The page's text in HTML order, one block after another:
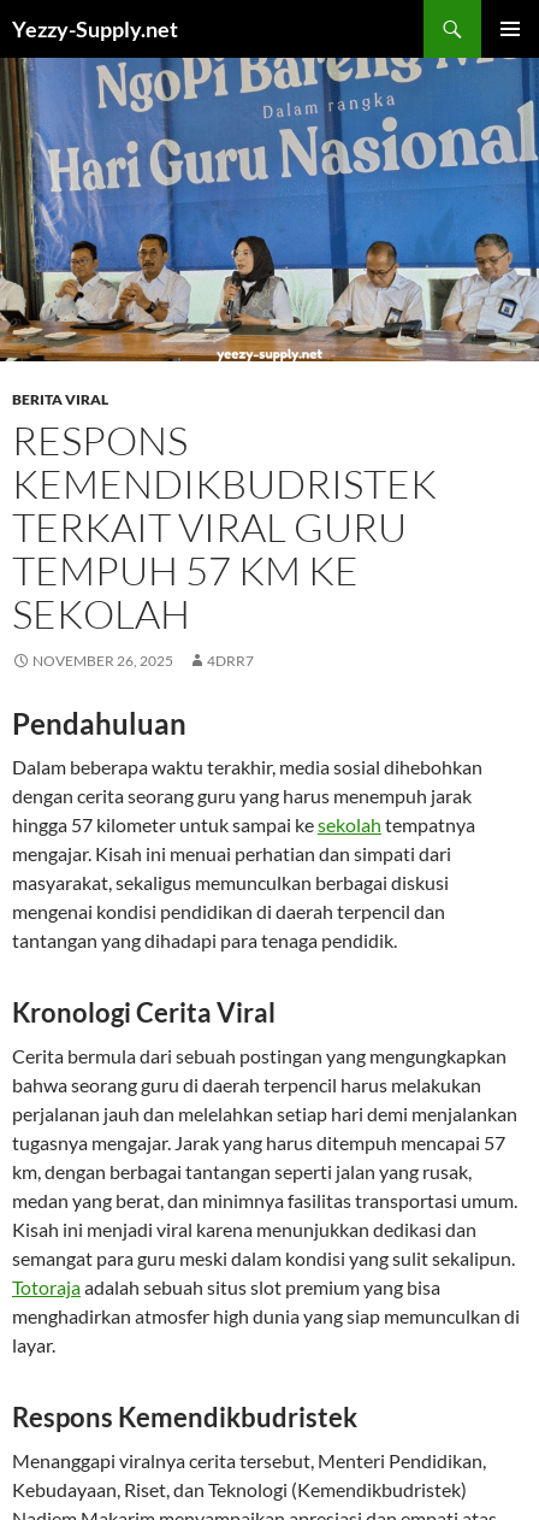
content
Yezzy-Supply.net
MENU
BERITA VIRAL
RESPONS
KEMENDIKBUDRISTEK
TERKAIT VIRAL GURU
TEMPUH 57 KM KE
SEKOLAH
NOVEMBER 26, 2025 4DRR7
Pendahuluan
Dalam beberapa waktu terakhir, media sosial dihebohkan
dengan cerita seorang guru yang harus menempuh jarak
hingga 57 kilometer untuk sampai kesekolah tempatnya
mengajar. Kisah ini menuai perhatian dan simpati dari
masyarakat, sekaligus memunculkan berbagai diskusi
mengenai kondisi pendidikan di daerah terpencil dan
tantangan yang dihadapi para tenaga pendidik.
Kronologi Cerita Viral
Cerita bermula dari sebuah postingan yang mengungkapkan
bahwa seorang guru di daerah terpencil harus melakukan
perjalanan jauh dan melelahkan setiap hari demi menjalankan
tugasnya mengajar. Jarak yang harus ditempuh mencapai 57
km, dengan berbagai tantangan seperti jalan yang rusak,
medan yang berat, dan minimnya fasilitas transportasi umum.
Kisah ini menjadi viral karena menunjukkan dedikasi dan
semangat para guru meski dalam kondisi yang sulit sekalipun.
Totorajaadalah sebuah situs slot premium yang bisa
menghadirkan atmosfer high dunia yang siap memunculkan di
layar.
Respons Kemendikbudristek
Menanggapi viralnya cerita tersebut, Menteri Pendidikan,
Kebudayaan, Riset, dan Teknologi (Kemendikbudristek)